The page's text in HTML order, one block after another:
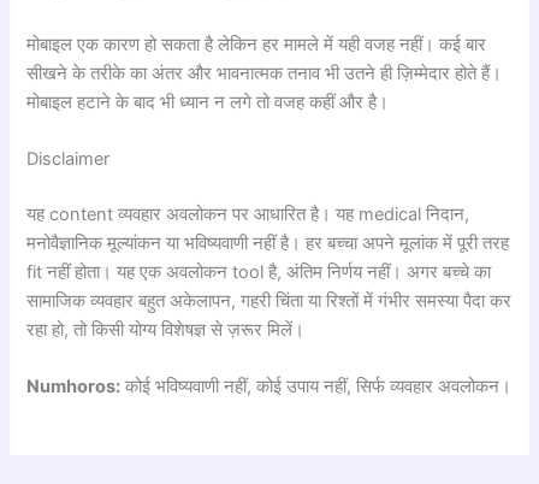
मोबाइल एक कारण हो सकता है लेकिन हर मामले में यही वजह नहीं। कई बार
सीखने के तरीके का अंतर और भावनात्मक तनाव भी उतने ही ज़िम्मेदार होते हैं।
मोबाइल हटाने के बाद भी ध्यान न लगे तो वजह कहीं और है।
Disclaimer
यह content व्यवहार अवलोकन पर आधारित है। यह medical निदान,
मनोवैज्ञानिक मूल्यांकन या भविष्यवाणी नहीं है। हर बच्चा अपने मूलांक में पूरी तरह
fit नहीं होता। यह एक अवलोकन tool है, अंतिम निर्णय नहीं। अगर बच्चे का
सामाजिक व्यवहार बहुत अकेलापन, गहरी चिंता या रिश्तों में गंभीर समस्या पैदा कर
रहा हो, तो किसी योग्य विशेषज्ञ से ज़रूर मिलें।
Numhoros: कोई भविष्यवाणी नहीं, कोई उपाय नहीं, सिर्फ व्यवहार अवलोकन।